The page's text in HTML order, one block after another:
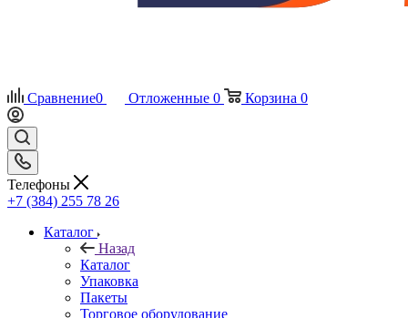
Сравнение0 Отложенные 0 Корзина 0
Телефоны
+7 (384) 255 78 26
Каталог
Назад
Каталог
Упаковка
Пакеты
Торговое оборудование